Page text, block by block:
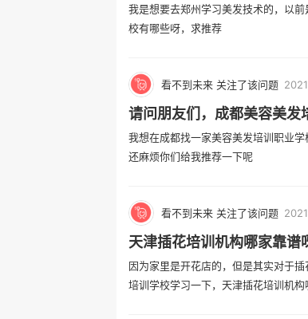
我是想要去郑州学习美发技术的，以
校有哪些呀，求推荐
看不到未来 关注了该问题
请问朋友们，成都美容美发
我想在成都找一家美容美发培训职业
还麻烦你们给我推荐一下呢
看不到未来 关注了该问题
天津插花培训机构哪家靠谱
因为家里是开花店的，但是其实对于
培训学校学习一下，天津插花培训机